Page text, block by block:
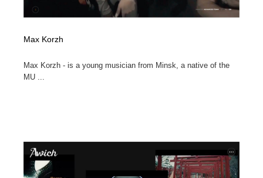
Max Korzh
Max Korzh - is a young musician from Minsk, a native of the
MU ...